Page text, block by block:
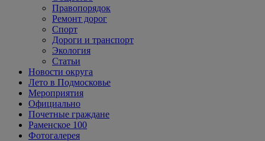
Правопорядок
Ремонт дорог
Спорт
Дороги и транспорт
Экология
Статьи
Новости округа
Лето в Подмосковье
Мероприятия
Официально
Почетные граждане
Раменское 100
Фотогалерея